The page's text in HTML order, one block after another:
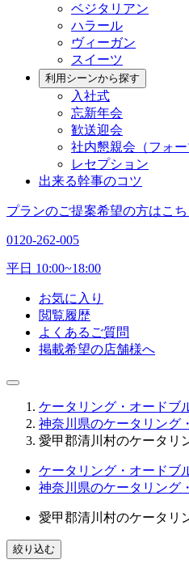
ベジタリアン
ハラール
ヴィーガン
スイーツ
利用シーンから探す
入社式
忘新年会
歓送迎会
社内懇親会（フォー
レセプション
出来る幹事のコツ
プランのご提案希望の方はこち
0120-262-005
平日 10:00~18:00
お気に入り
閲覧履歴
よくあるご質問
掲載希望の店舗様へ
ケータリング・オードブ
神奈川県のケータリング
愛甲郡清川村のケータリ
ケータリング・オードブ
神奈川県のケータリング
愛甲郡清川村のケータリ
絞り込む